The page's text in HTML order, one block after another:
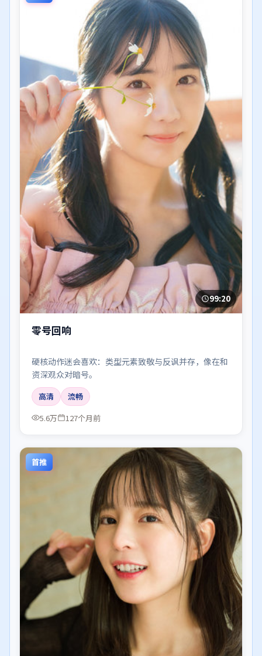
99:20
零号回响
硬核动作迷会喜欢：类型元素致敬与反讽并存，像在和
资深观众对暗号。
高清
流畅
5.6万
127个月前
首推